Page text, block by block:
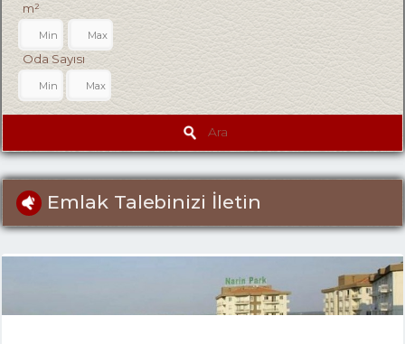
m²
Oda Sayısı
Ara
Emlak Talebinizi İletin